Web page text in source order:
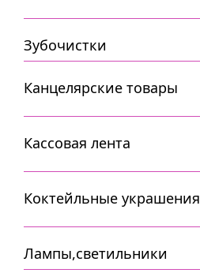
Зубочистки
Канцелярские товары
Кассовая лента
Коктейльные украшения
Лампы,светильники